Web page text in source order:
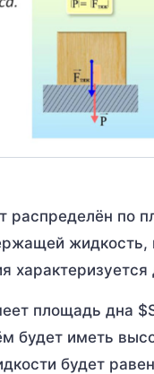
распределён по
жидкость,
площадь дна
будет иметь
будет